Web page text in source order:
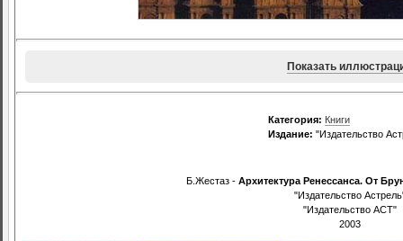
Показать
Категория: Книги
Издание: "Издательство
Б.Жестаз - Архитектура Ренессанса. От
"Издательство
"Издательство АСТ"
2003